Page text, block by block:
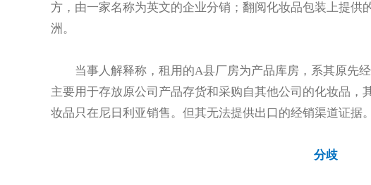
方，由一家名称为英文的企业分销；翻阅化妆品包装上提供
洲。
当事人解释称，租用的A县厂房为产品库房，系其原先
主要用于存放原公司产品存货和采购自其他公司的化妆品，
妆品只在尼日利亚销售。但其无法提供出口的经销渠道证据。
分歧